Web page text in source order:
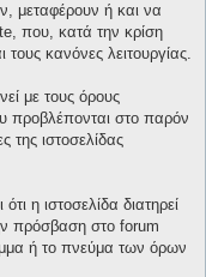
μεταφέρουν ή και να
που, κατά την κρίση
κανόνες λειτουργίας.
με τους όρους
στο παρόν
της ιστοσελίδας
η ιστοσελίδα διατηρεί
πρόσβαση στο forum
ή το πνεύμα των όρων